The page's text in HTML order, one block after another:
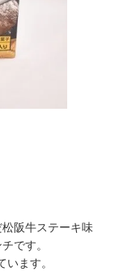
阪牛ステーキ味
です。
ます。